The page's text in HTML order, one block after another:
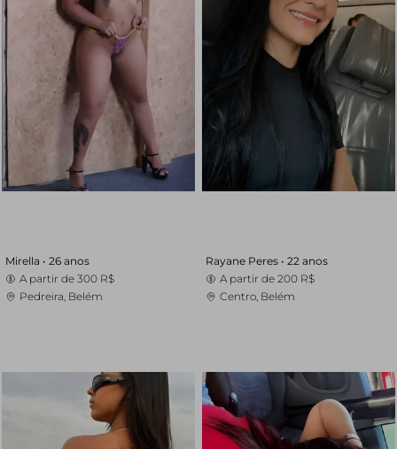
Mirella • 26 anos
A partir de 300 R$
Pedreira, Belém
Rayane Peres • 22 anos
A partir de 200 R$
Centro, Belém